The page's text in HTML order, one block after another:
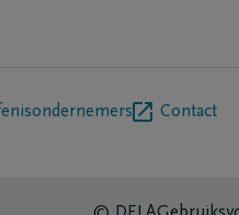
Contact